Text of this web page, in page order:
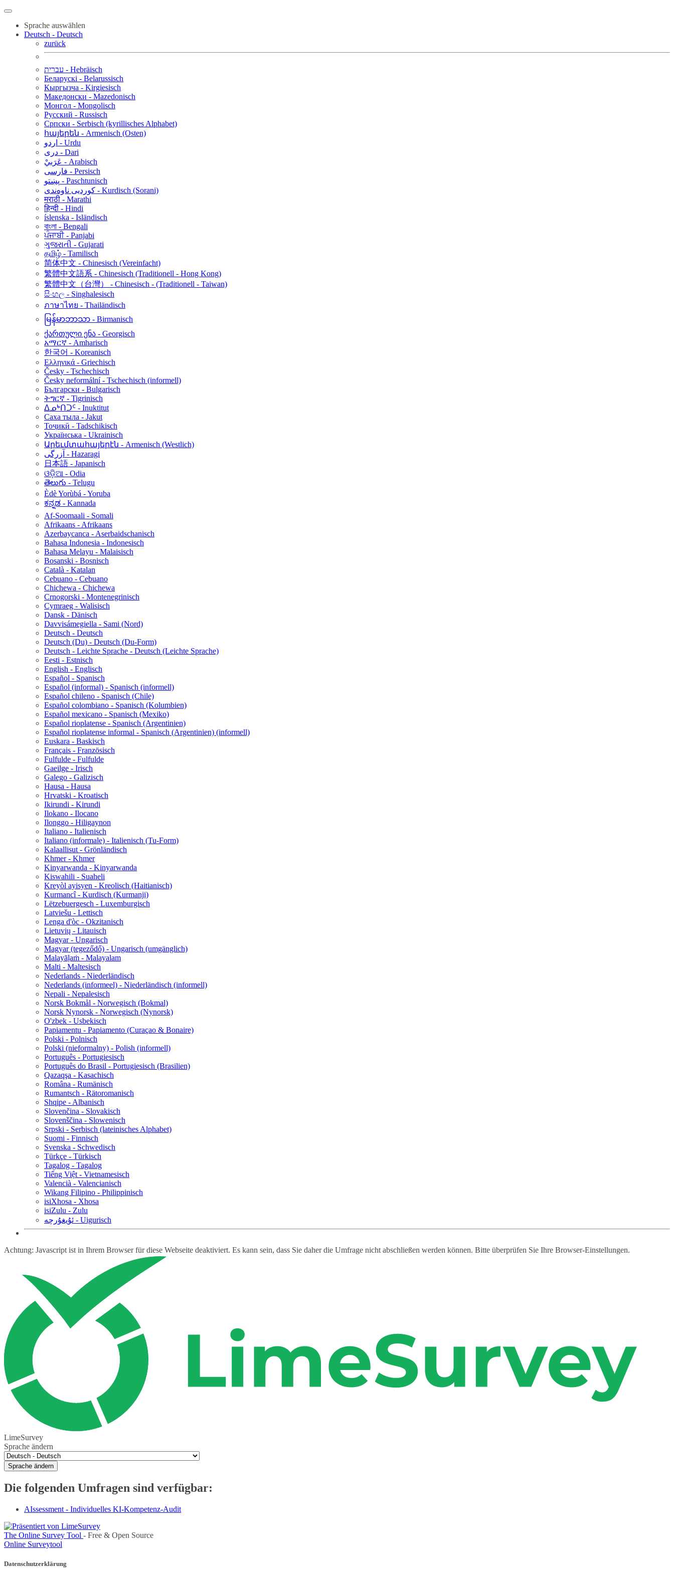
Sprache auswählen
Deutsch - Deutsch
zurück
עברית - Hebräisch
Беларускі - Belarussisch
Кыргызча - Kirgiesisch
Македонски - Mazedonisch
Монгол - Mongolisch
Русский - Russisch
Српски - Serbisch (kyrillisches Alphabet)
հայերեն - Armenisch (Osten)
اردو - Urdu
دری - Dari
عَرَبيْ - Arabisch
فارسی - Persisch
پښتو - Paschtunisch
کوردیی ناوەندی - Kurdisch (Sorani)
मराठी - Marathi
हिन्दी - Hindi
íslenska - Isländisch
বাংলা - Bengali
ਪੰਜਾਬੀ - Panjabi
ગુજરાતી - Gujarati
தமிழ் - Tamilisch
简体中文 - Chinesisch (Vereinfacht)
繁體中文語系 - Chinesisch (Traditionell - Hong Kong)
繁體中文（台灣） - Chinesisch - (Traditionell - Taiwan)
සිංහල - Singhalesisch
ภาษาไทย - Thailändisch
မြန်မာဘာသာ - Birmanisch
ქართული ენა - Georgisch
አማርኛ - Amharisch
한국어 - Koreanisch
Ελληνικά - Griechisch
Česky - Tschechisch
Česky neformální - Tschechisch (informell)
Български - Bulgarisch
ትግርኛ - Tigrinisch
ᐃᓄᒃᑎᑐᑦ - Inuktitut
Саха тыла - Jakut
Тоҷикӣ - Tadschikisch
Українська - Ukrainisch
Արեւմտահայերէն - Armenisch (Westlich)
آزرگی - Hazaragi
日本語 - Japanisch
ଓଡ଼ିଆ - Odia
తెలుగు - Telugu
Èdè Yorùbá - Yoruba
ಕನ್ನಡ - Kannada
Af-Soomaali - Somali
Afrikaans - Afrikaans
Azerbaycanca - Aserbaidschanisch
Bahasa Indonesia - Indonesisch
Bahasa Melayu - Malaisisch
Bosanski - Bosnisch
Català - Katalan
Cebuano - Cebuano
Chichewa - Chichewa
Crnogorski - Montenegrinisch
Cymraeg - Walisisch
Dansk - Dänisch
Davvisámegiella - Sami (Nord)
Deutsch - Deutsch
Deutsch (Du) - Deutsch (Du-Form)
Deutsch - Leichte Sprache - Deutsch (Leichte Sprache)
Eesti - Estnisch
English - Englisch
Español - Spanisch
Español (informal) - Spanisch (informell)
Español chileno - Spanisch (Chile)
Español colombiano - Spanisch (Kolumbien)
Español mexicano - Spanisch (Mexiko)
Español rioplatense - Spanisch (Argentinien)
Español rioplatense informal - Spanisch (Argentinien) (informell)
Euskara - Baskisch
Français - Französisch
Fulfulde - Fulfulde
Gaeilge - Irisch
Galego - Galizisch
Hausa - Hausa
Hrvatski - Kroatisch
Ikirundi - Kirundi
Ilokano - Ilocano
Ilonggo - Hiligaynon
Italiano - Italienisch
Italiano (informale) - Italienisch (Tu-Form)
Kalaallisut - Grönländisch
Khmer - Khmer
Kinyarwanda - Kinyarwanda
Kiswahili - Suaheli
Kreyòl ayisyen - Kreolisch (Haitianisch)
Kurmancî - Kurdisch (Kurmanji)
Lëtzebuergesch - Luxemburgisch
Latviešu - Lettisch
Lenga d'òc - Okzitanisch
Lietuvių - Litauisch
Magyar - Ungarisch
Magyar (tegeződő) - Ungarisch (umgänglich)
Malayāḷaṁ - Malayalam
Malti - Maltesisch
Nederlands - Niederländisch
Nederlands (informeel) - Niederländisch (informell)
Nepali - Nepalesisch
Norsk Bokmål - Norwegisch (Bokmal)
Norsk Nynorsk - Norwegisch (Nynorsk)
O'zbek - Usbekisch
Papiamentu - Papiamento (Curaçao & Bonaire)
Polski - Polnisch
Polski (nieformalny) - Polish (informell)
Português - Portugiesisch
Português do Brasil - Portugiesisch (Brasilien)
Qazaqşa - Kasachisch
Româna - Rumänisch
Rumantsch - Rätoromanisch
Shqipe - Albanisch
Slovenčina - Slovakisch
Slovenščina - Slowenisch
Srpski - Serbisch (lateinisches Alphabet)
Suomi - Finnisch
Svenska - Schwedisch
Türkçe - Türkisch
Tagalog - Tagalog
Tiếng Việt - Vietnamesisch
Valencià - Valencianisch
Wikang Filipino - Philippinisch
isiXhosa - Xhosa
isiZulu - Zulu
ئۇيغۇرچە - Uigurisch
Achtung: Javascript ist in Ihrem Browser für diese Webseite deaktiviert. Es kann sein, dass Sie daher die Umfrage nicht abschließen werden können. Bitte überprüfen Sie Ihre Browser-Einstellungen.
LimeSurvey
Sprache ändern
Sprache ändern
Die folgenden Umfragen sind verfügbar:
AIssessment - Individuelles KI-Kompetenz-Audit
The Online Survey Tool - Free & Open Source
Online Surveytool
Datenschutzerklärung